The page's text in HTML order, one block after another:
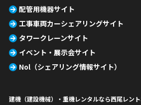
配管用機器サイト
工事車両カーシェアリングサイト
タワークレーンサイト
イベント・展示会サイト
Nol（シェアリング情報サイト）
建機（建設機械）・重機レンタルなら西尾レン